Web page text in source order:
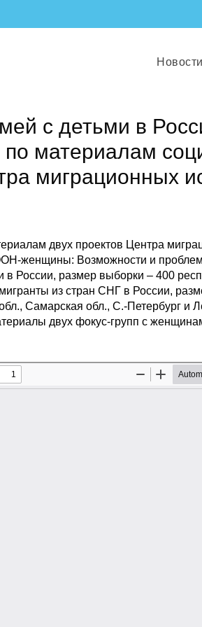
Новости
с детьми в
по материалам
миграционных
двух проектов Центра
женщины: Возможности и
в России, размер выборки – 400
из стран СНГ в России,
Самарская обл., С.-Петербург и
двух фокус-групп с